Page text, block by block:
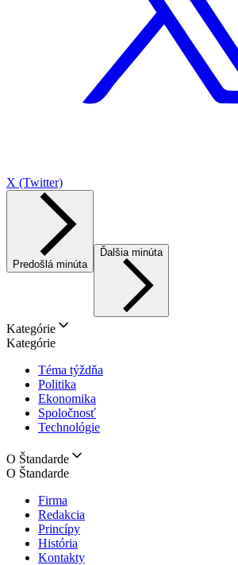
X (Twitter)
Predošlá minúta
Ďalšia minúta
Kategórie
Kategórie
Téma týždňa
Politika
Ekonomika
Spoločnosť
Technológie
O Štandarde
O Štandarde
Firma
Redakcia
Princípy
História
Kontakty